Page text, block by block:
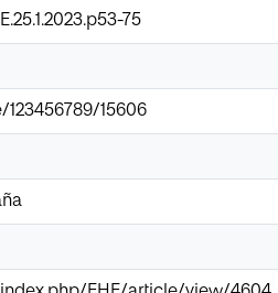
75
15606